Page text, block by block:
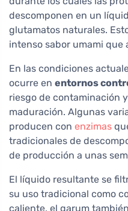
descomponen en un
glutamatos naturales.
intenso sabor umami que
En las condiciones
ocurre en entornos
riesgo de contaminación
maduración. Algunas
producen con enzimas
tradicionales de
de producción a unas
El líquido resultante se
su uso tradicional como
caliente, el garum